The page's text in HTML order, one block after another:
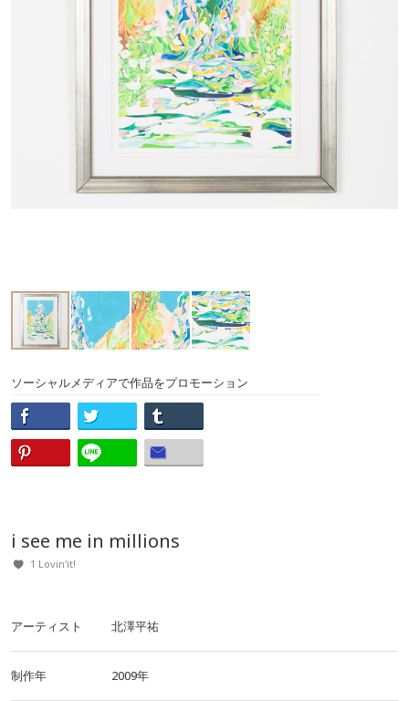
ソーシャルメディアで作品をプロモーション
i see me in millions
1 Lovin'it!
アーティスト 北澤平祐
制作年 2009年